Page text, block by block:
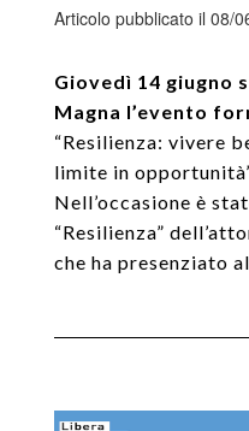
Articolo pubblicato il 08/
Giovedì 14 giugno
Magna l’evento
“Resilienza: vivere
limite in
Nell’occasione è
“Resilienza”
che ha presenziato